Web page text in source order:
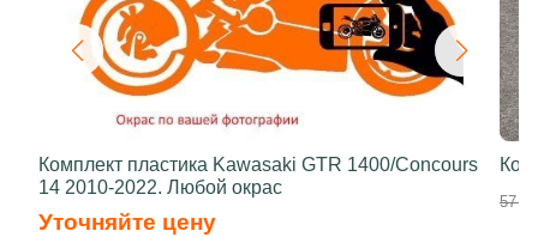
Комплект пластика Kawasaki GTR 1400/Concours
14 2010-2022. Любой окрас
Уточняйте цену
57